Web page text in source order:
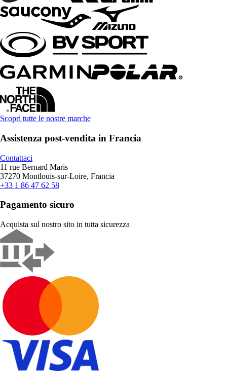
Scopri tutte le nostre marche
Assistenza post-vendita in Francia
Contattaci
11 rue Bernard Maris
37270 Montlouis-sur-Loire, Francia
+33 1 86 47 62 58
Pagamento sicuro
Acquista sul nostro sito in tutta sicurezza